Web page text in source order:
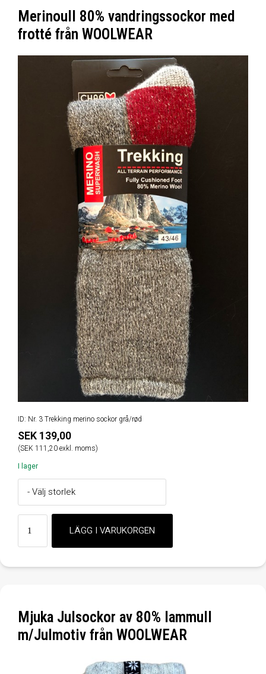
Merinoull 80% vandringssockor med
frotté från WOOLWEAR
ID: Nr. 3 Trekking merino sockor grå/rød
SEK 139,00
(SEK 111,20 exkl. moms)
I lager
Mjuka Julsockor av 80% lammull
m/Julmotiv från WOOLWEAR